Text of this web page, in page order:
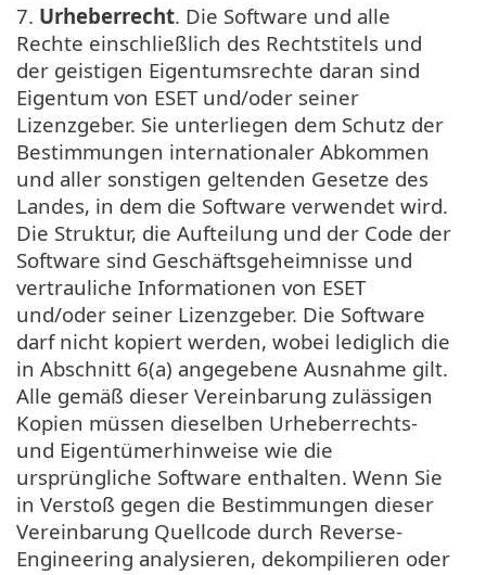
7. Urheberrecht. Die Software und alle
Rechte einschließlich des Rechtstitels und
der geistigen Eigentumsrechte daran sind
Eigentum von ESET und/oder seiner
Lizenzgeber. Sie unterliegen dem Schutz der
Bestimmungen internationaler Abkommen
und aller sonstigen geltenden Gesetze des
Landes, in dem die Software verwendet wird.
Die Struktur, die Aufteilung und der Code der
Software sind Geschäftsgeheimnisse und
vertrauliche Informationen von ESET
und/oder seiner Lizenzgeber. Die Software
darf nicht kopiert werden, wobei lediglich die
in Abschnitt 6(a) angegebene Ausnahme gilt.
Alle gemäß dieser Vereinbarung zulässigen
Kopien müssen dieselben Urheberrechts-
und Eigentümerhinweise wie die
ursprüngliche Software enthalten. Wenn Sie
in Verstoß gegen die Bestimmungen dieser
Vereinbarung Quellcode durch Reverse-
Engineering analysieren, dekompilieren oder